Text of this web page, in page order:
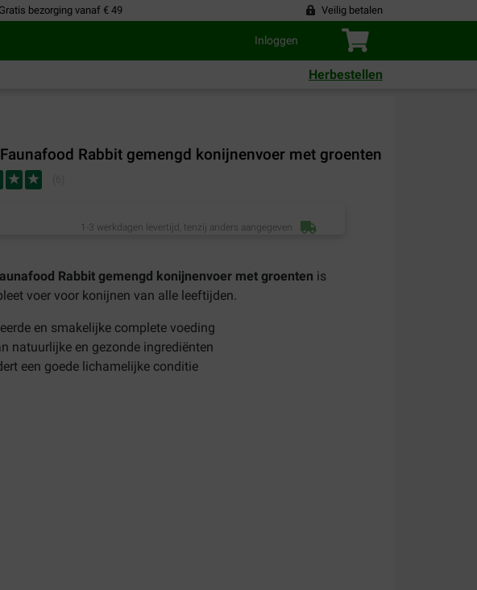
Gratis bezorging vanaf € 49 Veilig betalen
Inloggen
Herbestellen
Rabbit gemengd konijnenvoer met groenten
1-3 werkdagen levertijd, tenzij anders aangegeven
Rabbit gemengd konijnenvoer met groenten is
voer voor konijnen van alle leeftijden.
en smakelijke complete voeding
natuurlijke en gezonde ingrediënten
een goede lichamelijke conditie